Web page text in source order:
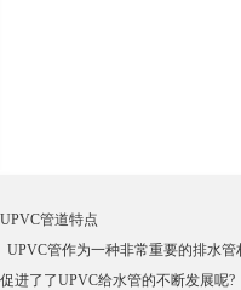
UPVC管道特点
UPVC管作为一种非常重要的排水
促进了了UPVC给水管的不断发展呢?